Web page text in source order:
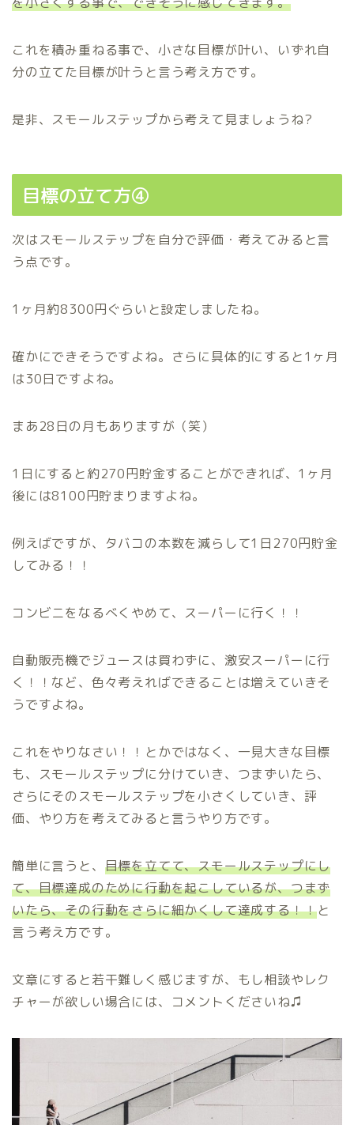
これを積み重ねる事で、小さな目標が叶い、いずれ自
分の立てた目標が叶うと言う考え方です。
是非、スモールステップから考えて見ましょうね?
目標の立て方④
次はスモールステップを自分で評価・考えてみると言
う点です。
1ヶ月約8300円ぐらいと設定しましたね。
確かにできそうですよね。さらに具体的にすると1ヶ月
は30日ですよね。
まあ28日の月もありますが（笑）
1日にすると約270円貯金することができれば、1ヶ月
後には8100円貯まりますよね。
例えばですが、タバコの本数を減らして1日270円貯金
してみる！！
コンビニをなるべくやめて、スーパーに行く！！
自動販売機でジュースは買わずに、激安スーパーに行
く！！など、色々考えればできることは増えていきそ
うですよね。
これをやりなさい！！とかではなく、一見大きな目標
も、スモールステップに分けていき、つまずいたら、
さらにそのスモールステップを小さくしていき、評
価、やり方を考えてみると言うやり方です。
簡単に言うと、 目標を立てて、スモールステップにし
て、目標達成のために行動を起こしているが、つまず
いたら、その行動をさらに細かくして達成する！！と
言う考え方です。
文章にすると若干難しく感じますが、もし相談やレク
チャーが欲しい場合には、コメントくださいね♫